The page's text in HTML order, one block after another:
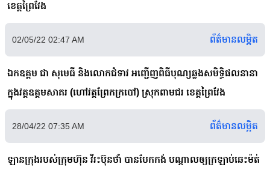
ខេត្តព្រៃវែង
02/05/22 02:47 AM ព័ត៌មានលម្អិត
ឯកឧត្តម ជា សុមេធី និងលោកជំទាវ អញ្ជើញពិធីបុណ្យឆ្លងសមិទ្ធិផលនានា
ក្នុងវត្តឧត្តមសាគរ (ហៅវត្តព្រែកក្របៅ) ស្រុកពាមជរ ខេត្តព្រៃវែង
28/04/22 07:35 AM ព័ត៌មានលម្អិត
ឡានក្រុងរបស់ក្រុមហ៊ុន វីរះប៊ុនថាំ បានបែកកង់ បណ្តាលឲ្យក្រឡាប់ឆេះម៉ត់